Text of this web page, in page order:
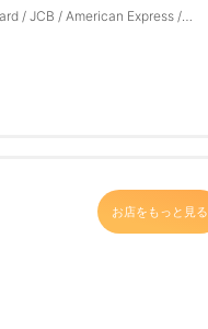
/ JCB / American Express /
お店をもっと見る